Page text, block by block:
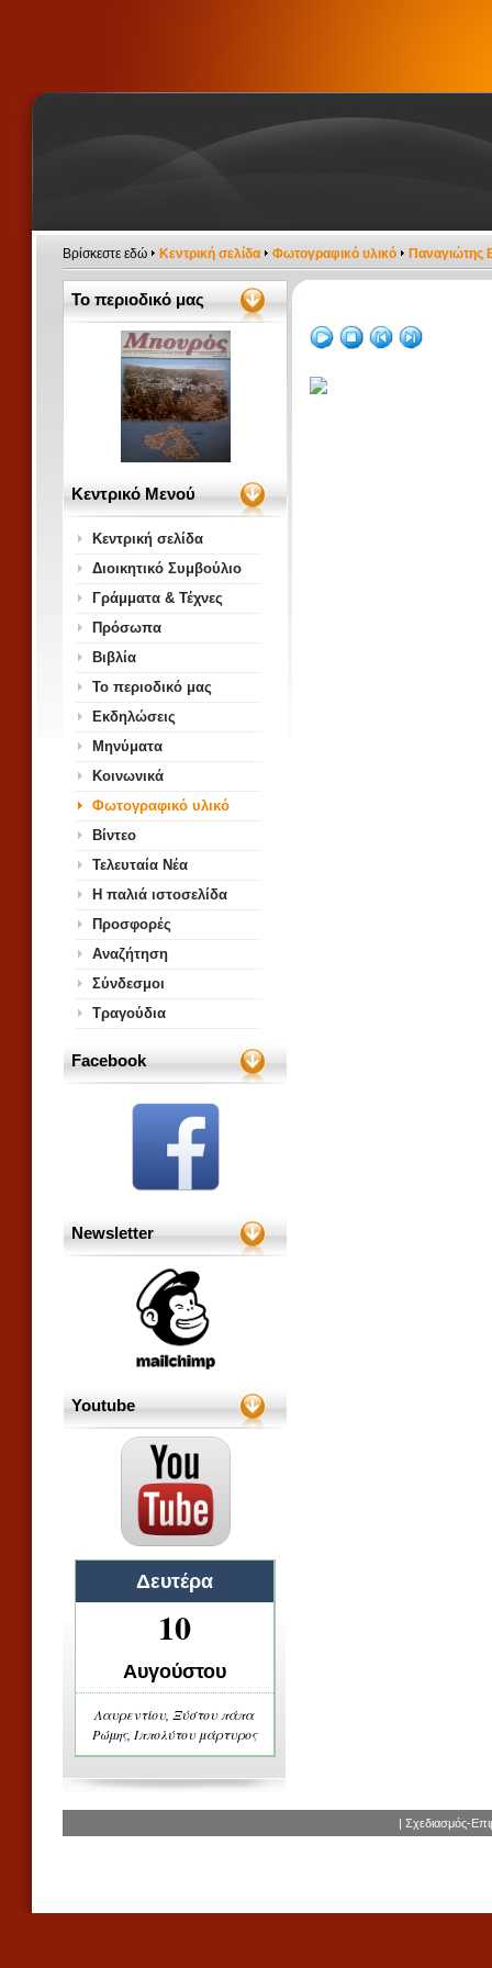
Βρίσκεστε εδώ Κεντρική σελίδα Φωτογραφικό υλικό Παναγιώτης
Το περιοδικό μας
Κεντρικό Μενού
Κεντρική σελίδα
Διοικητικό Συμβούλιο
Γράμματα & Τέχνες
Πρόσωπα
Βιβλία
Το περιοδικό μας
Εκδηλώσεις
Μηνύματα
Κοινωνικά
Φωτογραφικό υλικό
Βίντεο
Τελευταία Νέα
Η παλιά ιστοσελίδα
Προσφορές
Αναζήτηση
Σύνδεσμοι
Τραγούδια
Facebook
Newsletter
Youtube
Δευτέρα
10
Αυγούστου
Λαυρεντίου, Ξύστου πάπα
Ρώμης, Ιππολύτου μάρτυρος
| Σχεδιασμός-